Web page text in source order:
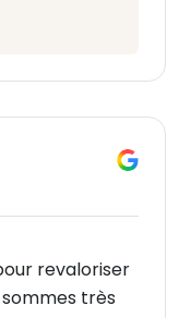
revaloriser
très